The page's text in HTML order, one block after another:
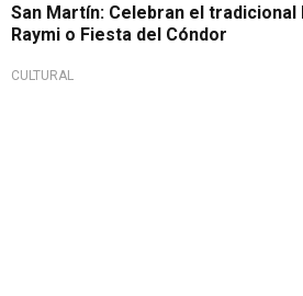
San Martín: Celebran el tradicional
Raymi o Fiesta del Cóndor
CULTURAL